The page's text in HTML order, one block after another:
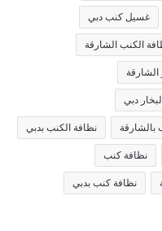
غسيل كنب دبي
الكنب الشارقة
الشارقة
دبي
بالشارقة نظافة الكنب بدبي
نظافة كنب
نظافة كنب بدبي